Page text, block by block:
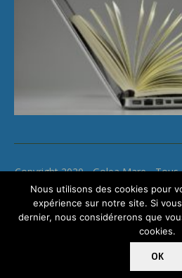
Copyright 2020 - Golea Mare -
légales
Nous utilisons des cookies pour
expérience sur notre site. Si
dernier, nous considérerons que
cookies.
OK